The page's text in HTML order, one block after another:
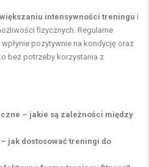
intensywności treningu i
fizycznych. Regularne
wpłynie pozytywnie na kondycję oraz
bez potrzeby korzystania z
– jakie są zależności między
jak dostosować treningi do